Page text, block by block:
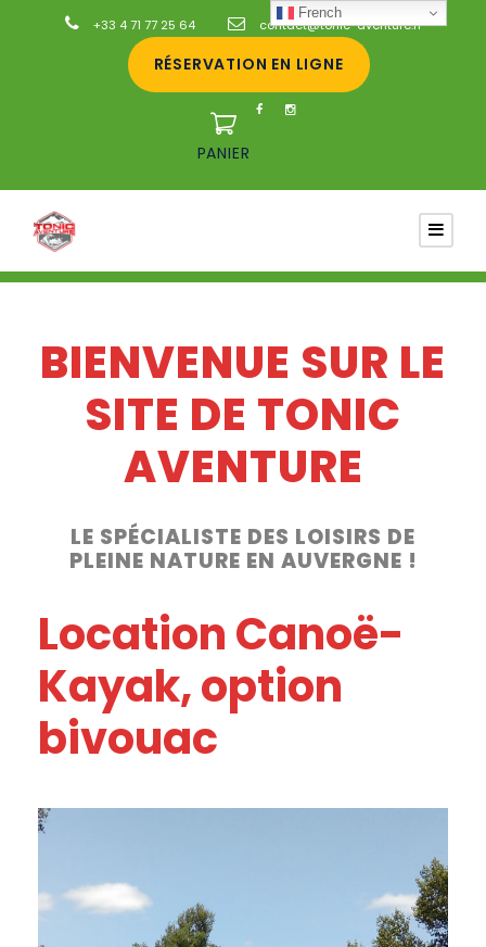
+33 4 71 77 25 64 contact@tonic-aventure.fr
RÉSERVATION EN LIGNE
PANIER
BIENVENUE SUR LE
SITE DE TONIC
AVENTURE
LE SPÉCIALISTE DES LOISIRS DE
PLEINE NATURE EN AUVERGNE !
Location Canoë-
Kayak, option
bivouac
French